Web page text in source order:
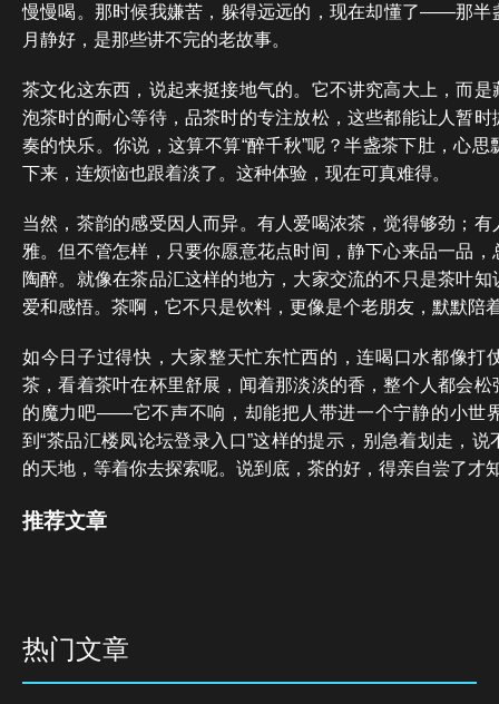
慢慢喝。那时候我嫌苦，躲得远远的，现在却懂了——那半
月静好，是那些讲不完的老故事。
茶文化这东西，说起来挺接地气的。它不讲究高大上，而
泡茶时的耐心等待，品茶时的专注放松，这些都能让人暂
奏的快乐。你说，这算不算“醉千秋”呢？半盏茶下肚，心
下来，连烦恼也跟着淡了。这种体验，现在可真难得。
当然，茶韵的感受因人而异。有人爱喝浓茶，觉得够劲；
雅。但不管怎样，只要你愿意花点时间，静下心来品一品
陶醉。就像在茶品汇这样的地方，大家交流的不只是茶叶
爱和感悟。茶啊，它不只是饮料，更像是个老朋友，默默陪
如今日子过得快，大家整天忙东忙西的，连喝口水都像打
茶，看着茶叶在杯里舒展，闻着那淡淡的香，整个人都会
的魔力吧——它不声不响，却能把人带进一个宁静的小世
到“茶品汇楼凤论坛登录入口”这样的提示，别急着划走，
的天地，等着你去探索呢。说到底，茶的好，得亲自尝了才
推荐文章
热门文章